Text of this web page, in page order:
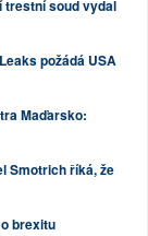
trestní soud vydal
požádá USA
Maďarsko:
Smotrich říká, že
brexitu